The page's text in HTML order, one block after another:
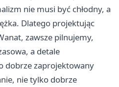
nie musi być chłodny, a
Dlatego projektując
zawsze pilnujemy,
a detale
dobrze zaprojektowany
nie tylko dobrze